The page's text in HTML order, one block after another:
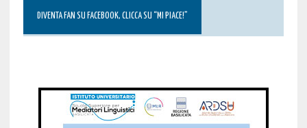
DIVENTA FAN SU FACEBOOK, CLICCA SU “MI PIACE!”